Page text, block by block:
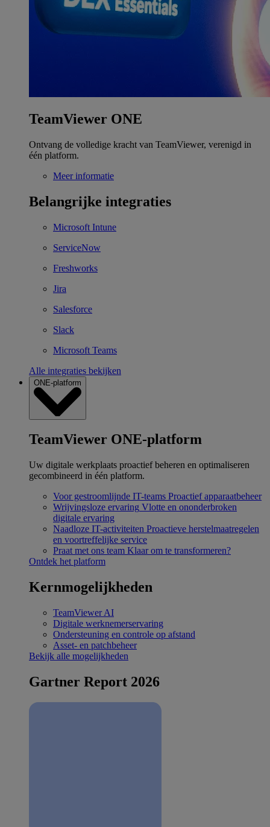
TeamViewer ONE
Ontvang de volledige kracht van TeamViewer, verenigd in
één platform.
Meer informatie
Belangrijke integraties
Microsoft Intune
ServiceNow
Freshworks
Jira
Salesforce
Slack
Microsoft Teams
Alle integraties bekijken
ONE-platform
TeamViewer ONE-platform
Uw digitale werkplaats proactief beheren en optimaliseren
gecombineerd in één platform.
Voor gestroomlijnde IT-teams Proactief apparaatbeheer
Wrijvingsloze ervaring Vlotte en ononderbroken
digitale ervaring
Naadloze IT-activiteiten Proactieve herstelmaatregelen
en voortreffelijke service
Praat met ons team Klaar om te transformeren?
Ontdek het platform
Kernmogelijkheden
TeamViewer AI
Digitale werknemerservaring
Ondersteuning en controle op afstand
Asset- en patchbeheer
Bekijk alle mogelijkheden
Gartner Report 2026